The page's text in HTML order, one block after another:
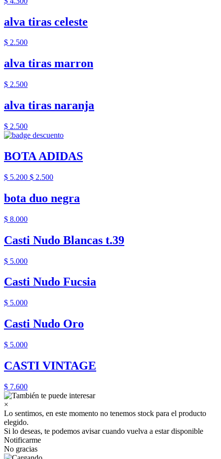
alva tiras celeste
$ 2.500
alva tiras marron
$ 2.500
alva tiras naranja
$ 2.500
BOTA ADIDAS
$ 5.200 $ 2.500
bota duo negra
$ 8.000
Casti Nudo Blancas t.39
$ 5.000
Casti Nudo Fucsia
$ 5.000
Casti Nudo Oro
$ 5.000
CASTI VINTAGE
$ 7.600
×
Lo sentimos, en este momento no tenemos stock para el producto
elegido.
Si lo deseas, te podemos avisar cuando vuelva a estar disponible
Notificarme
No gracias